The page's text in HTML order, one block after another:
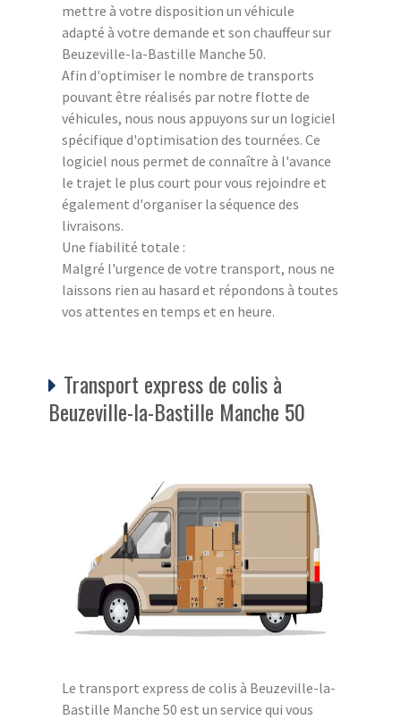
mettre à votre disposition un véhicule
adapté à votre demande et son chauffeur sur
Beuzeville-la-Bastille Manche 50.
Afin d'optimiser le nombre de transports
pouvant être réalisés par notre flotte de
véhicules, nous nous appuyons sur un logiciel
spécifique d'optimisation des tournées. Ce
logiciel nous permet de connaître à l'avance
le trajet le plus court pour vous rejoindre et
également d'organiser la séquence des
livraisons.
Une fiabilité totale :
Malgré l'urgence de votre transport, nous ne
laissons rien au hasard et répondons à toutes
vos attentes en temps et en heure.
Transport express de colis à
Beuzeville-la-Bastille Manche 50
Le transport express de colis à Beuzeville-la-
Bastille Manche 50 est un service qui vous